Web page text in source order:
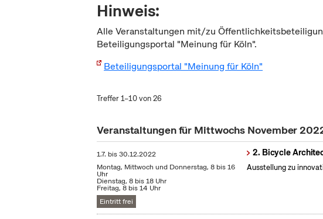
Hinweis:
Alle Veranstaltungen mit/zu
Beteiligungsportal "Meinung für Köln".
Beteiligungsportal "Meinung für Köln"
Treffer 1–10 von 26
Veranstaltungen für Mittwochs November
1.7. bis30.12.2022
Montag, Mittwoch und Donnerstag, 8 bis 16
Uhr
Dienstag, 8 bis 18 Uhr
Freitag, 8 bis 14 Uhr
Eintritt frei
2. Bicycle
Ausstellung zu